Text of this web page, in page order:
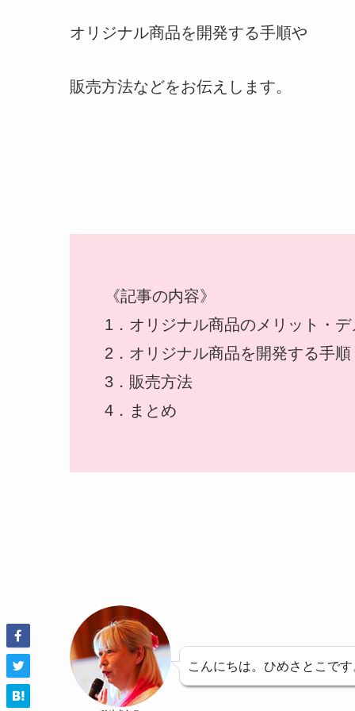
オリジナル商品を開発する手順や
販売方法などをお伝えします。
《記事の内容》
1．オリジナル商品のメリット・デ
2．オリジナル商品を開発する手順
3．販売方法
4．まとめ
こんにちは。ひめさとこで